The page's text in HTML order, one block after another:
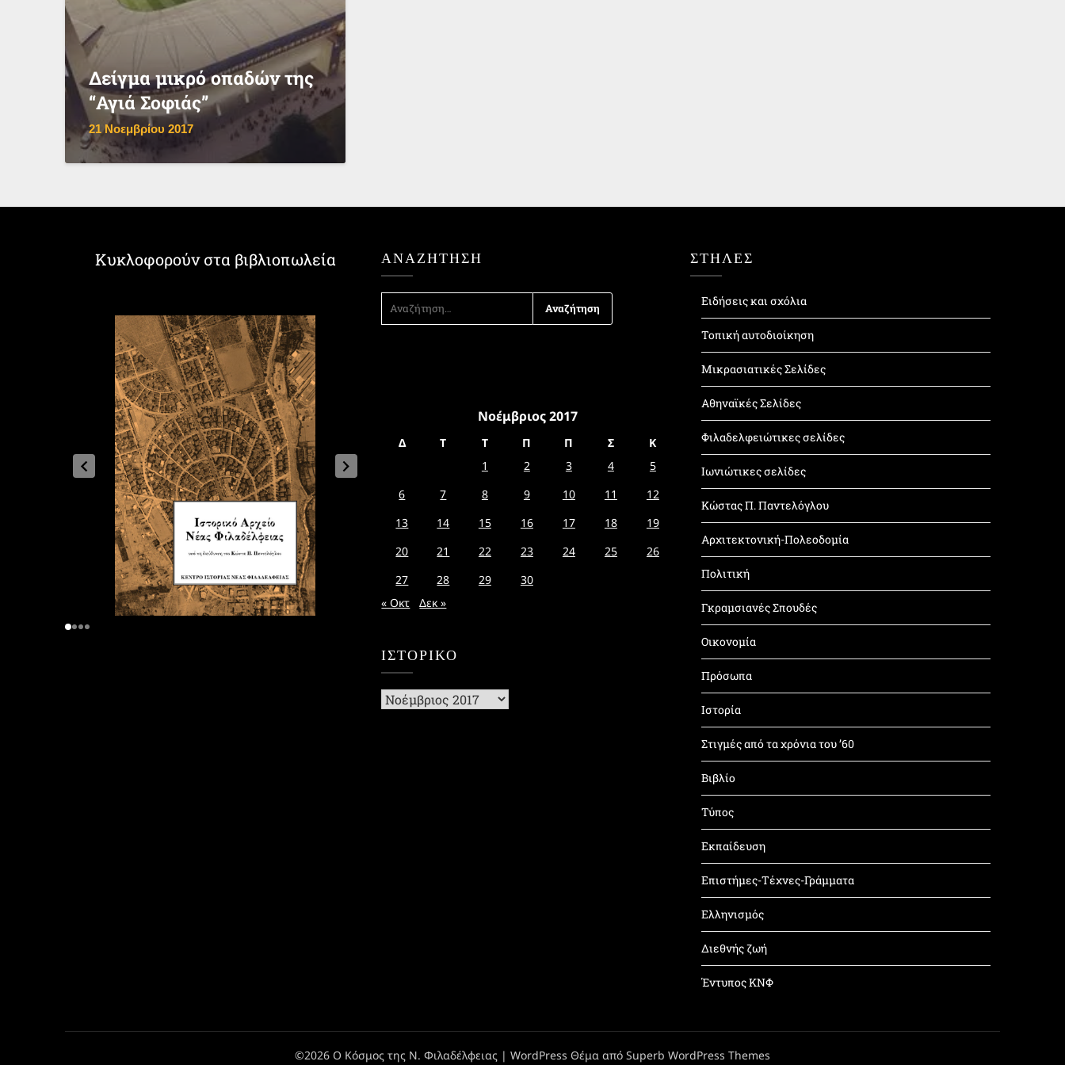
Δείγμα μικρό οπαδών της
“Αγιά Σοφιάς”
21 Νοεμβρίου 2017
Κυκλοφορούν στα βιβλιοπωλεία ΑΝΑΖΉΤΗΣΗ
ΓΙΑ:
Νοέμβριος 2017
Δ Τ Τ Π Π Σ
Κ
1
2 3 4
5
6
7 8 9 10 11
12
13
14 15 16 17 18
19
20
21 22 23 24 25
26
27
28 29
30
« Οκτ
Δεκ »
ΙΣΤΟΡΙΚΌ
Ιστορικό
ΣΤΗΛΕΣ
Ειδήσεις και σχόλια
Τοπική αυτοδιοίκηση
Μικρασιατικές Σελίδες
Αθηναϊκές Σελίδες
Φιλαδελφειώτικες σελίδες
Ιωνιώτικες σελίδες
Κώστας Π. Παντελόγλου
Αρχιτεκτονική-Πολεοδομία
Πολιτική
Γκραμσιανές Σπουδές
Οικονομία
Πρόσωπα
Ιστορία
Στιγμές από τα χρόνια του ’60
Βιβλίο
Τύπος
Εκπαίδευση
Επιστήμες-Τέχνες-Γράμματα
Ελληνισμός
Διεθνής ζωή
Έντυπος ΚΝΦ
©2026 Ο Κόσμος της Ν. Φιλαδέλφειας | WordPress Θέμα από Superb WordPress Themes